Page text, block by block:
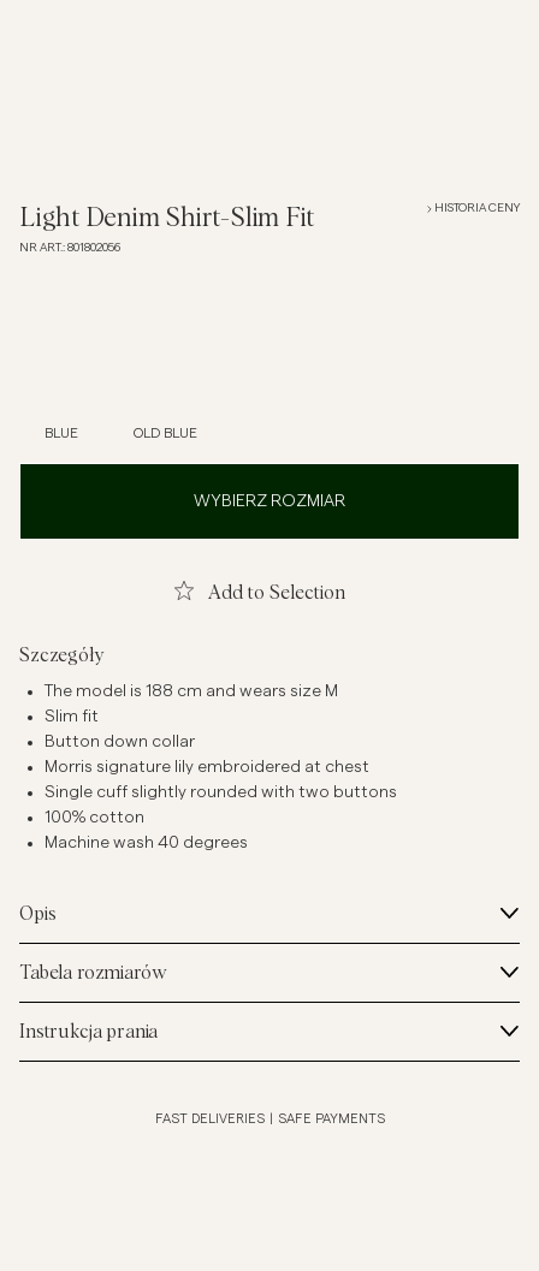
Koszule
T-shirty
Bielizna
Light Denim Shirt-Slim Fit
NR ART.: 801802056
HISTORIA CENY
BLUE OLD BLUE
WYBIERZ ROZMIAR
Add to Selection
Szczegóły
The model is 188 cm and wears size M
Slim fit
Button down collar
Morris signature lily embroidered at chest
Single cuff slightly rounded with two buttons
100% cotton
Machine wash 40 degrees
Opis
Tabela rozmiarów
Instrukcja prania
FAST DELIVERIES SAFE PAYMENTS